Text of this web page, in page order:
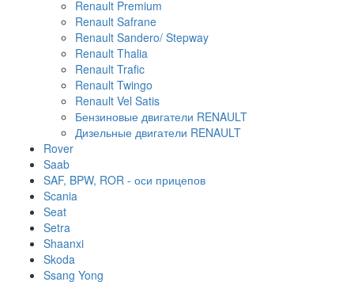
Renault Premium
Renault Safrane
Renault Sandero/ Stepway
Renault Thalia
Renault Trafic
Renault Twingo
Renault Vel Satis
Бензиновые двигатели RENAULT
Дизельные двигатели RENAULT
Rover
Saab
SAF, BPW, ROR - оси прицепов
Scania
Seat
Setra
Shaanxi
Skoda
Ssang Yong